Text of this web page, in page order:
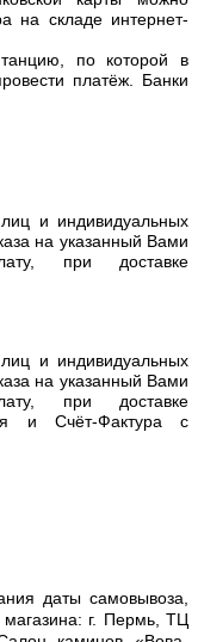
на складе интернет-
по которой в
платёж. Банки
и индивидуальных
на указанный Вами
при доставке
и индивидуальных
на указанный Вами
при доставке
и Счёт-Фактура с
даты самовывоза,
г. Пермь, ТЦ